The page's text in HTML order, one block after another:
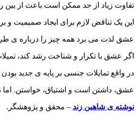
تفاوت زیاد از حد ممکن است باعث از بین
این یک تناقض لازم برای ایجاد صمیمیت
عشق لذت می برد همه چیز را درباره ی
اگر عشق با تکرار و شناخت رشد کند،
در واقع تمایلات جنسی بر پایه ی جدید
عشق، داشتن است و اشتیاق، خواستن.
نوشته ی شاهین زند – محقق و پژوهشگر.